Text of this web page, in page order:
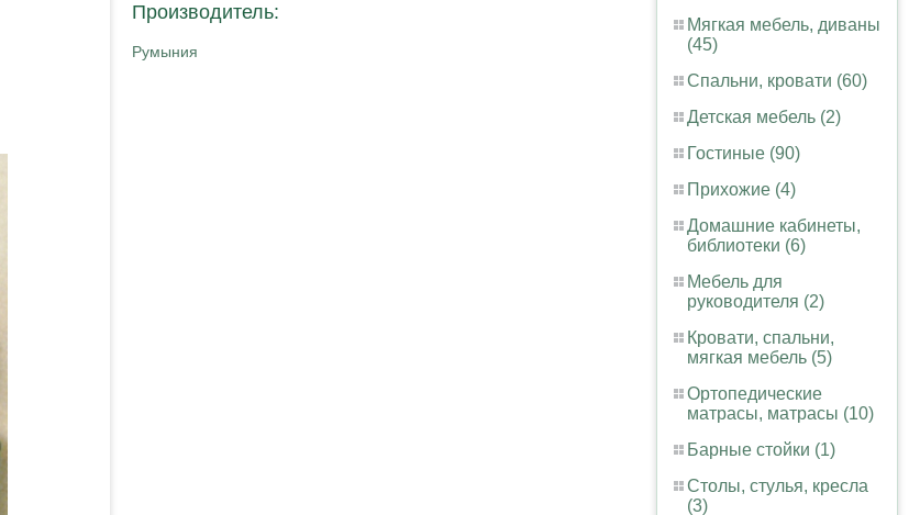
Мягкая мебель, диваны
(45)
Спальни, кровати (60)
Детская мебель (2)
Гостиные (90)
Прихожие (4)
Домашние кабинеты,
библиотеки (6)
Мебель для
руководителя (2)
Кровати, спальни,
мягкая мебель (5)
Ортопедические
матрасы, матрасы (10)
Барные стойки (1)
Столы, стулья, кресла
(3)
Производитель:
Румыния